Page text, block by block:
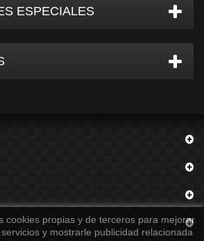
ESPECIALES
cookies propias y de terceros para mejorar
y mostrarle publicidad relacionada